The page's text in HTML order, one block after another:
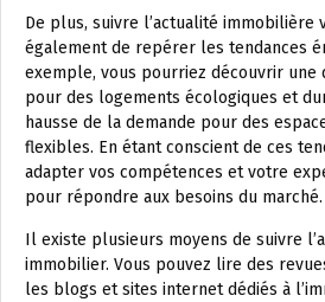
De plus, suivre l’actualité immobilière
également de repérer les tendances
exemple, vous pourriez découvrir une
pour des logements écologiques et
hausse de la demande pour des
flexibles. En étant conscient de ces
adapter vos compétences et votre
pour répondre aux besoins du marché.
Il existe plusieurs moyens de suivre
immobilier. Vous pouvez lire des
les blogs et sites internet dédiés à